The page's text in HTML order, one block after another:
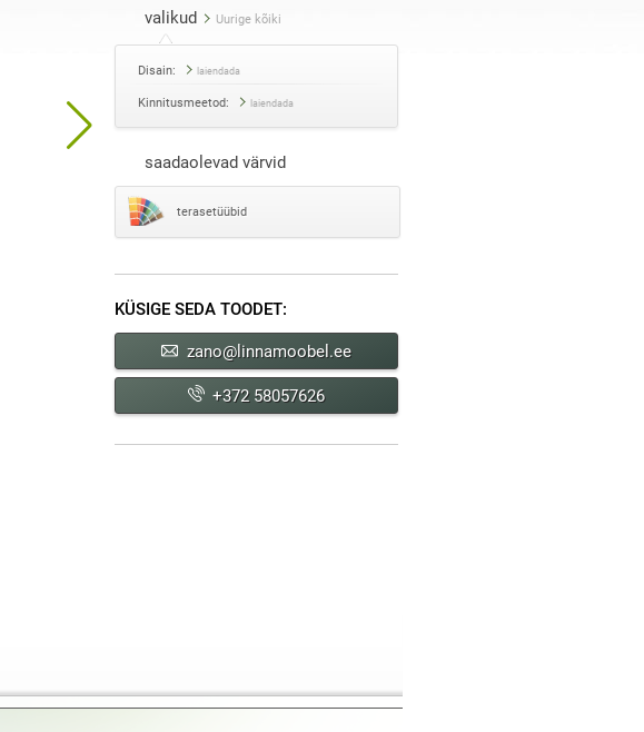
valikud Uurige kõiki
Disain: laiendada
Kinnitusmeetod: laiendada
saadaolevad värvid
terasetüübid
KÜSIGE SEDA TOODET:
zano@linnamoobel.ee
+372 58057626